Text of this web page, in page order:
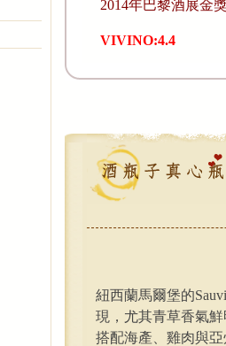
2014年巴黎酒展金
VIVINO:4.4
紐西蘭馬爾堡的
現，尤其青草香氣
搭配海產、雞肉與